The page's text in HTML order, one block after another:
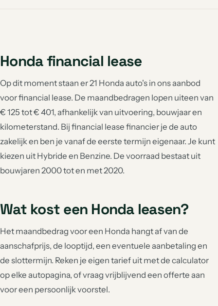
Honda financial lease
Op dit moment staan er 21 Honda auto's in ons aanbod
voor financial lease. De maandbedragen lopen uiteen van
€ 125 tot € 401, afhankelijk van uitvoering, bouwjaar en
kilometerstand. Bij financial lease financier je de auto
zakelijk en ben je vanaf de eerste termijn eigenaar. Je kunt
kiezen uit Hybride en Benzine. De voorraad bestaat uit
bouwjaren 2000 tot en met 2020.
Wat kost een Honda leasen?
Het maandbedrag voor een Honda hangt af van de
aanschafprijs, de looptijd, een eventuele aanbetaling en
de slottermijn. Reken je eigen tarief uit met de calculator
op elke autopagina, of vraag vrijblijvend een offerte aan
voor een persoonlijk voorstel.